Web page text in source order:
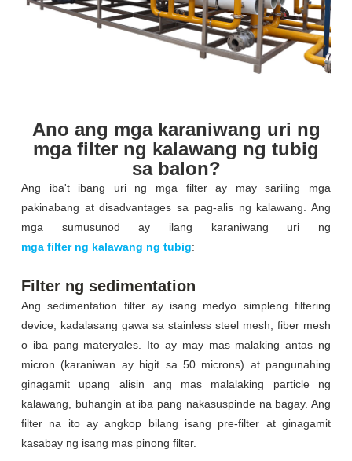
Ano ang mga karaniwang uri ng
mga filter ng kalawang ng tubig
sa balon?
Ang iba't ibang uri ng mga filter ay may sariling mga
pakinabang at disadvantages sa pag-alis ng kalawang. Ang
mga sumusunod ay ilang karaniwang uri ng
mga filter ng kalawang ng tubig:
Filter ng sedimentation
Ang sedimentation filter ay isang medyo simpleng filtering
device, kadalasang gawa sa stainless steel mesh, fiber mesh
o iba pang materyales. Ito ay may mas malaking antas ng
micron (karaniwan ay higit sa 50 microns) at pangunahing
ginagamit upang alisin ang mas malalaking particle ng
kalawang, buhangin at iba pang nakasuspinde na bagay. Ang
filter na ito ay angkop bilang isang pre-filter at ginagamit
kasabay ng isang mas pinong filter.